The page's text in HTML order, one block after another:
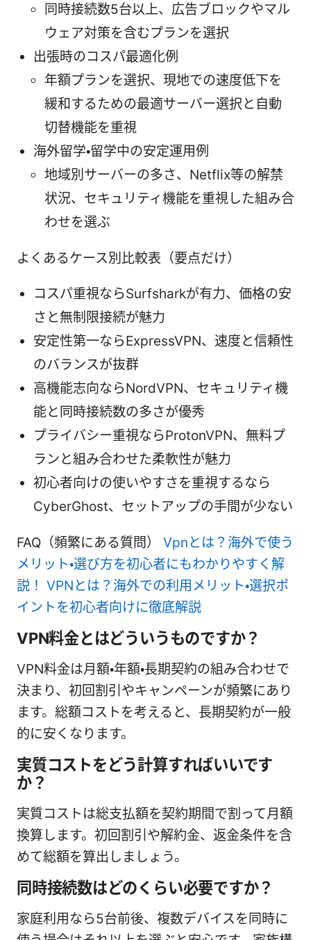
同時接続数5台以上、広告ブロックやマル
ウェア対策を含むプランを選択
出張時のコスパ最適化例
年額プランを選択、現地での速度低下を
緩和するための最適サーバー選択と自動
切替機能を重視
海外留学・留学中の安定運用例
地域別サーバーの多さ、Netflix等の解禁
状況、セキュリティ機能を重視した組み合
わせを選ぶ
よくあるケース別比較表（要点だけ）
コスパ重視ならSurfsharkが有力、価格の安
さと無制限接続が魅力
安定性第一ならExpressVPN、速度と信頼性
のバランスが抜群
高機能志向ならNordVPN、セキュリティ機
能と同時接続数の多さが優秀
プライバシー重視ならProtonVPN、無料プ
ランと組み合わせた柔軟性が魅力
初心者向けの使いやすさを重視するなら
CyberGhost、セットアップの手間が少ない
FAQ（頻繁にある質問） Vpnとは？海外で使う
メリット・選び方を初心者にもわかりやすく解
説！ VPNとは？海外での利用メリット・選択ポ
イントを初心者向けに徹底解説
VPN料金とはどういうものですか？
VPN料金は月額・年額・長期契約の組み合わせで
決まり、初回割引やキャンペーンが頻繁にあり
ます。総額コストを考えると、長期契約が一般
的に安くなります。
実質コストをどう計算すればいいです
か？
実質コストは総支払額を契約期間で割って月額
換算します。初回割引や解約金、返金条件を含
めて総額を算出しましょう。
同時接続数はどのくらい必要ですか？
家庭利用なら5台前後、複数デバイスを同時に